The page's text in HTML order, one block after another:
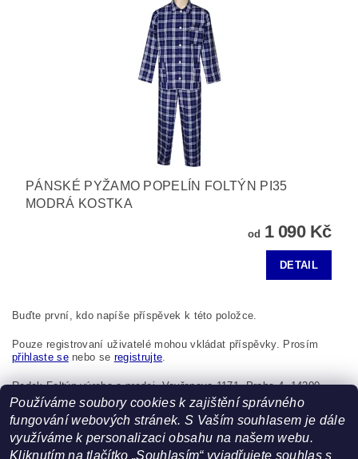
PÁNSKÉ PYŽAMO POPELÍN FOLTÝN PI35
MODRÁ KOSTKA
od 1 090 Kč
DETAIL
Buďte první, kdo napíše příspěvek k této položce.
Pouze registrovaní uživatelé mohou vkládat příspěvky. Prosím
přihlaste senebo se registrujte.
Radek Foltýn výroba a prodej, Vavřenova 1171, Praha 4, 14200,
Česká republika, foltynradek@seznam.cz
Používáme soubory cookies k zajištění správného
fungování webových stránek. S Vaším souhlasem je dále
využíváme k personalizaci obsahu na našem webu.
Kliknutím na tlačítko „Souhlasím“ vyjadřujete souhlas s